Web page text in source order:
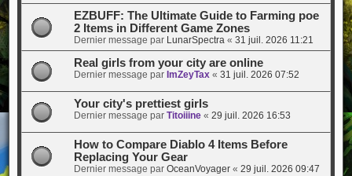
EZBUFF: The Ultimate Guide to Farming poe
2 Items in Different Game Zones
Dernier message par LunarSpectra« 31 juil. 2026 11:21
Real girls from your city are online
Dernier message par ImZeyTax« 31 juil. 2026 07:52
Your city's prettiest girls
Dernier message par Titoiiine« 29 juil. 2026 16:53
How to Compare Diablo 4 Items Before
Replacing Your Gear
Dernier message par OceanVoyager« 29 juil. 2026 09:47